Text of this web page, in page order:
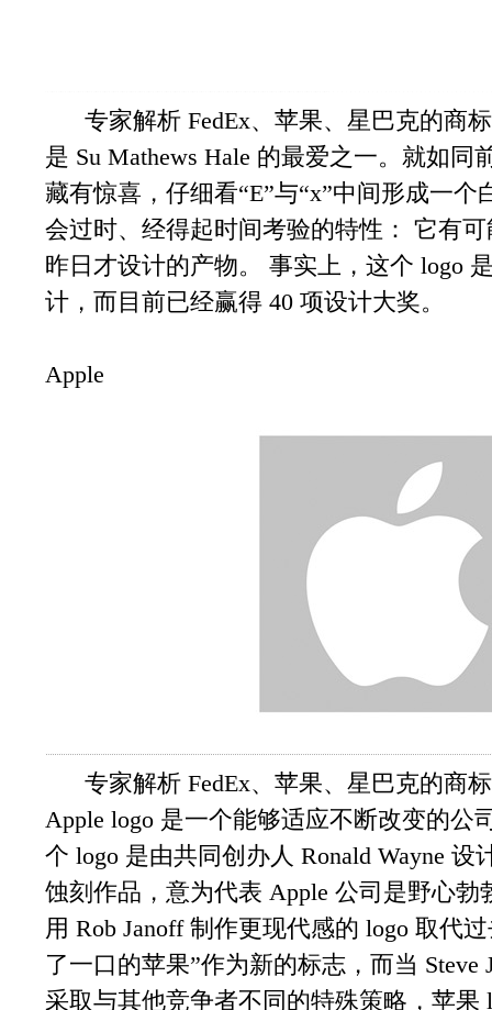
专家解析 FedEx、苹果、星巴克的商标
是 Su Mathews Hale 的最爱之一。就如
藏有惊喜，仔细看“E”与“x”中间形成一
会过时、经得起时间考验的特性： 它有
昨日才设计的产物。 事实上，这个 logo
计，而目前已经赢得 40 项设计大奖。
Apple
专家解析 FedEx、苹果、星巴克的商标
Apple logo 是一个能够适应不断改变的公
个 logo 是由共同创办人 Ronald Wayne
蚀刻作品，意为代表 Apple 公司是野心勃
用 Rob Janoff 制作更现代感的 logo 取代
了一口的苹果”作为新的标志，而当
采取与其他竞争者不同的特殊策略，苹果